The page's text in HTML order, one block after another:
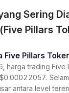
Sering
Pillars
Five Pillars
harga trading Five
antara level